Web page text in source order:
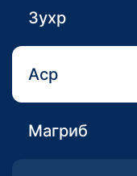
Зухр
Аср
Магриб